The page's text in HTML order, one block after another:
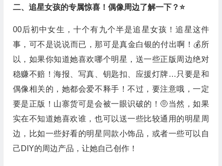
二、追星女孩的专属惊喜！偶像周边了解一下？⭐
00后初中女生，十个有九个半是追星女孩！追星这件
事，可不是说说而已，那可是真金白银的付出啊！💰所
以，如果你知道她喜欢哪个明星，送一些正版周边绝对
稳赚不赔！海报、写真、钥匙扣、应援灯牌…只要是和
偶像相关的，她都会爱不释手！不过，要注意哦，一定
要是正版！山寨货可是会被一眼识破的！🤨当然，如果
实在不知道她喜欢谁，也可以送一些比较通用的明星周
边，比如一些好看的明星同款小饰品，或者一些可以自
己DIY的周边产品，让她自己创作！